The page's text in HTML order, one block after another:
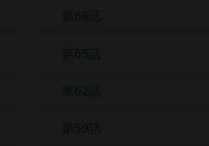
第68話
第65話
第62話
第59話